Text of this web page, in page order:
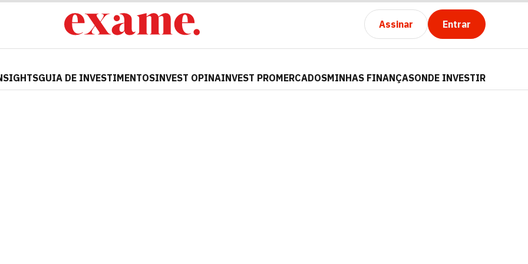
Assinar Entrar
GUIA DE INVESTIMENTOSINVEST OPINAINVEST PROMERCADOSMINHAS FINANÇASONDE INVESTIR